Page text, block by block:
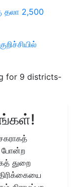
தலா 2,500
for 9 districts-
போன்ற
துறை